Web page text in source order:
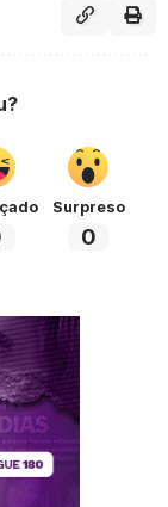
Surpreso
0